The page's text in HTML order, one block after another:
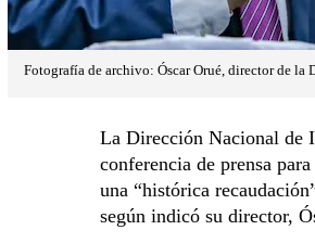
Fotografía de archivo: Óscar Orué, director de la
La Dirección Nacional de
conferencia de prensa
una “histórica
según indicó su director,